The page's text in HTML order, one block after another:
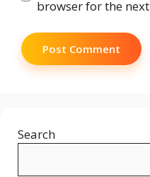
browser for the
Search